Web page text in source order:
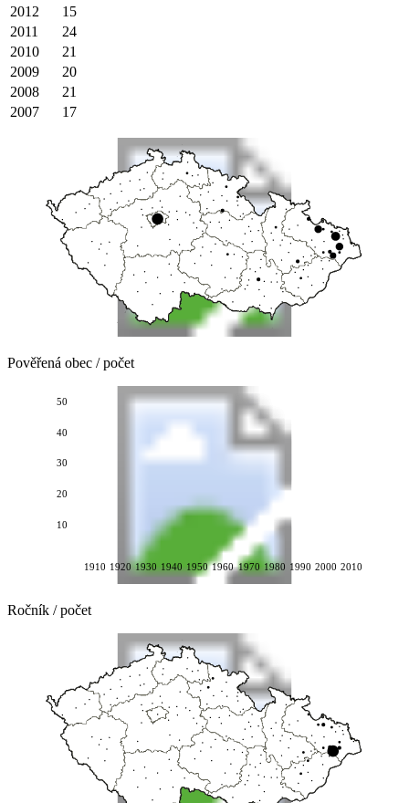
2012
15
2011
24
2010
21
2009
20
2008
21
2007
17
Pověřená obec / počet
1910 1920 1930 1940 1950 1960 1970 1980 1990 2000 2010
10
20
30
40
50
Ročník / počet